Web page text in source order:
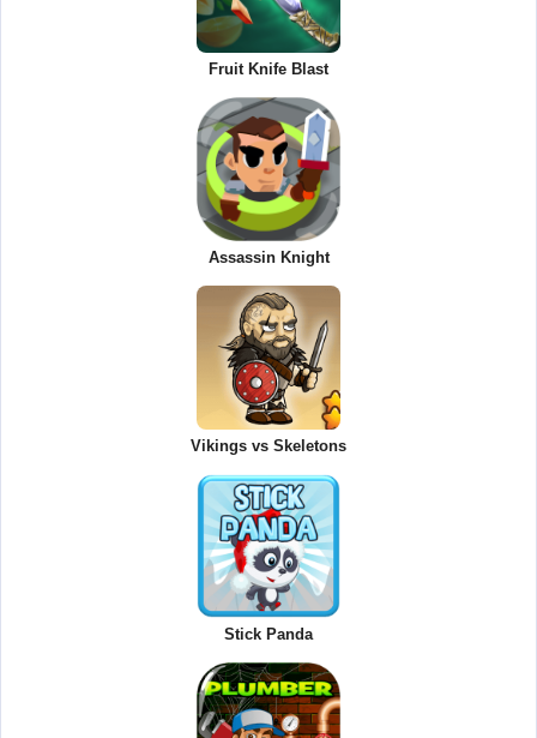
Fruit Knife Blast
Assassin Knight
Vikings vs Skeletons
Stick Panda